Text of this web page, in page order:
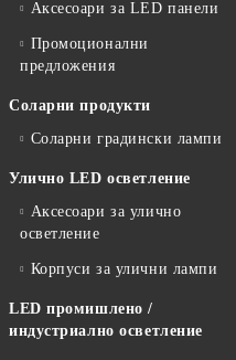
Аксесоари за LED панели
Промоционални
предложения
Соларни продукти
Соларни градински лампи
Улично LED осветление
Аксесоари за улично
осветление
Корпуси за улични лампи
LED промишлено /
индустриално осветление